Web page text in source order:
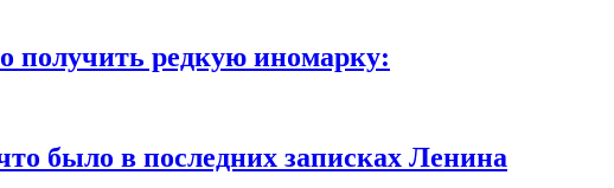
редкую иномарку:
было в последних записках Ленина